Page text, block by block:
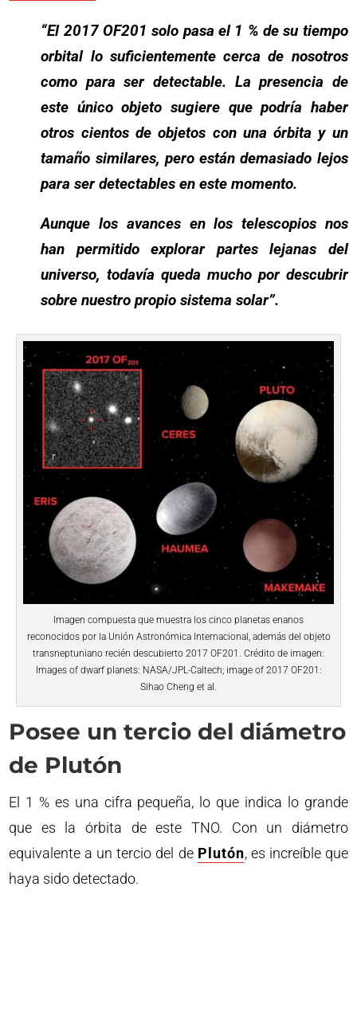
“El 2017 OF201 solo pasa el 1 % de su tiempo
orbital lo suficientemente cerca de nosotros
como para ser detectable. La presencia de
este único objeto sugiere que podría haber
otros cientos de objetos con una órbita y un
tamaño similares, pero están demasiado lejos
para ser detectables en este momento.
Aunque los avances en los telescopios nos
han permitido explorar partes lejanas del
universo, todavía queda mucho por descubrir
sobre nuestro propio sistema solar”.
Imagen compuesta que muestra los cinco planetas enanos
reconocidos por la Unión Astronómica Internacional, además del objeto
transneptuniano recién descubierto 2017 OF201. Crédito de imagen:
Images of dwarf planets: NASA/JPL-Caltech; image of 2017 OF201:
Sihao Cheng et al.
Posee un tercio del diámetro
de Plutón
El 1 % es una cifra pequeña, lo que indica lo grande
que es la órbita de este TNO. Con un diámetro
equivalente a un tercio del de Plutón, es increíble que
haya sido detectado.